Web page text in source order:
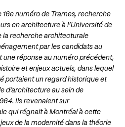
numéro de Trames, recherche
en architecture à l’Université de
la recherche architecturale
par les candidats au
réponse au numéro précédent,
et enjeux actuels, dans lequel
portaient un regard historique et
d’architecture au sein de
Ils revenaient sur
qui régnait à Montréal à cette
de la modernité dans la théorie